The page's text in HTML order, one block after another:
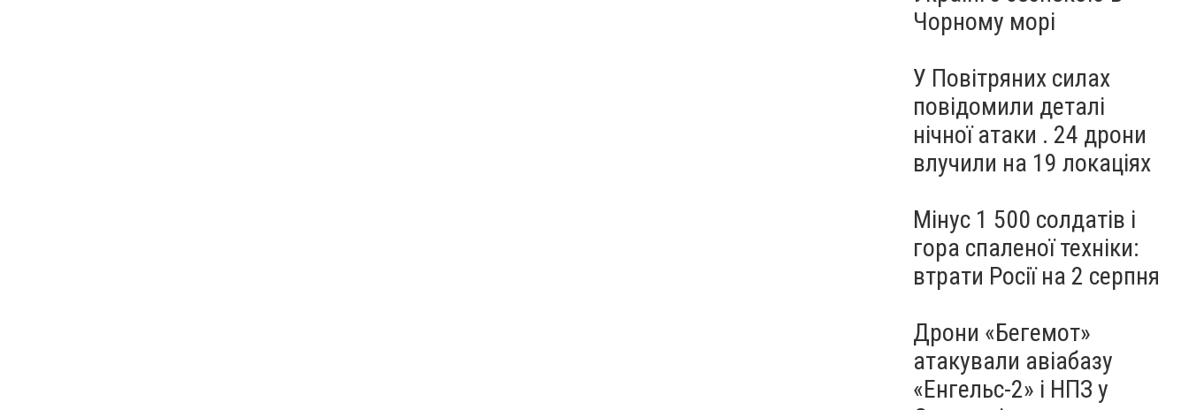
Чорному морі
У Повітряних силах
повідомили деталі
нічної атаки . 24 дрони
влучили на 19 локаціях
Мінус 1 500 солдатів і
гора спаленої техніки:
втрати Росії на 2 серпня
Дрони «Бегемот»
атакували авіабазу
«Енгельс-2» і НПЗ у